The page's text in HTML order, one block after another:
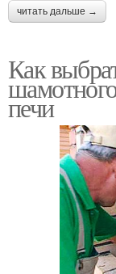
читать дальше →
Как
печи